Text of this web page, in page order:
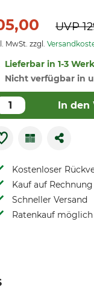
UVP
MwSt. zzgl.
Lieferbar in 1-3
Nicht verfügbar in
In den
Kostenloser
Kauf auf
Schneller Versand
Ratenkauf möglich